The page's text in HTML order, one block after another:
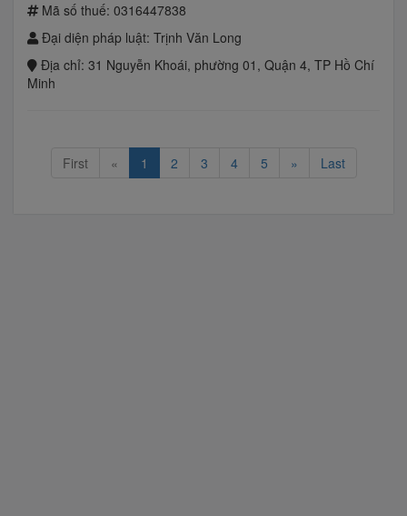
Mã số thuế: 0316447838
Đại diện pháp luật: Trịnh Văn Long
Địa chỉ: 31 Nguyễn Khoái, phường 01, Quận 4, TP Hồ Chí
Minh
First « 1 2 3 4 5 » Last